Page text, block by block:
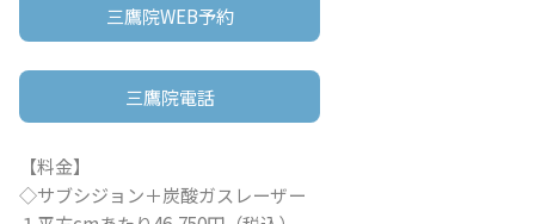
三鷹院WEB予約
三鷹院電話
【料金】
◇サブシジョン＋炭酸ガスレーザー